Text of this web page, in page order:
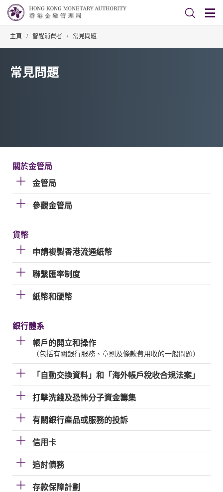
主頁 / 智醒消費者 / 常見問題
常見問題
關於金管局
金管局
參觀金管局
貨幣
申請複製香港流通紙幣
聯繫匯率制度
紙幣和硬幣
銀行體系
帳戶的開立和操作
（包括有關銀行服務、章則及條款費用收的一般問題）
「自動交換資料」和「海外帳戶稅收合規法案」
打擊洗錢及恐怖分子資金籌集
有關銀行產品或服務的投訴
信用卡
追討債務
存款保障計劃